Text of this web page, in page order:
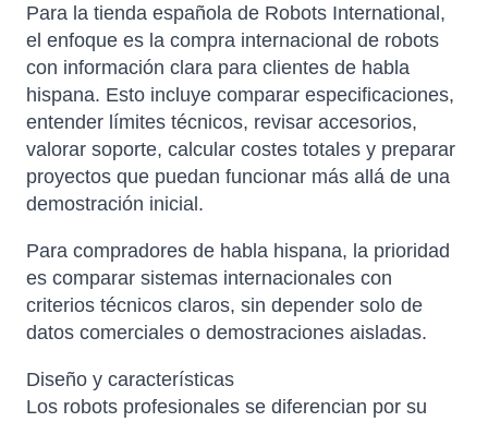
Para la tienda española de Robots International,
el enfoque es la compra internacional de robots
con información clara para clientes de habla
hispana. Esto incluye comparar especificaciones,
entender límites técnicos, revisar accesorios,
valorar soporte, calcular costes totales y preparar
proyectos que puedan funcionar más allá de una
demostración inicial.
Para compradores de habla hispana, la prioridad
es comparar sistemas internacionales con
criterios técnicos claros, sin depender solo de
datos comerciales o demostraciones aisladas.
Diseño y características
Los robots profesionales se diferencian por su